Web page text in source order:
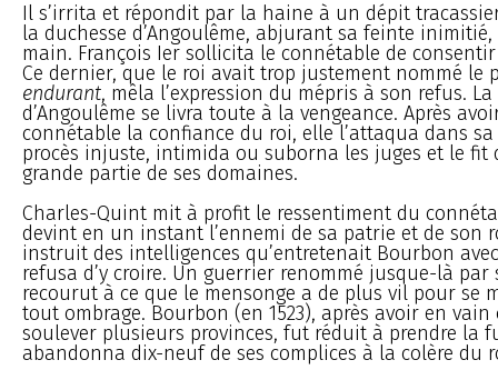
Il s’irrita et répondit par la haine à un dépit
la duchesse d’Angoulême, abjurant sa feinte
main. François Ier sollicita le connétable de
Ce dernier, que le roi avait trop justement nommé le
endurant, mêla l’expression du mépris à son refus.
d’Angoulême se livra toute à la vengeance. Après
connétable la confiance du roi, elle l’attaqua dans
procès injuste, intimida ou suborna les juges et le fit
grande partie de ses domaines.
Charles-Quint mit à profit le ressentiment du
devint en un instant l’ennemi de sa patrie et de son
instruit des intelligences qu’entretenait Bourbon
refusa d’y croire. Un guerrier renommé jusque-là par
recourut à ce que le mensonge a de plus vil pour se
tout ombrage. Bourbon (en 1523), après avoir en vain
soulever plusieurs provinces, fut réduit à prendre la
abandonna dix-neuf de ses complices à la colère du